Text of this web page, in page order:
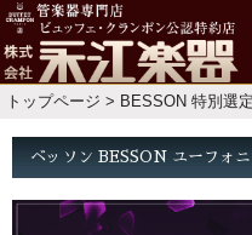
トップページ > BESSON 特別選
ベッソン BESSON ユーフォ